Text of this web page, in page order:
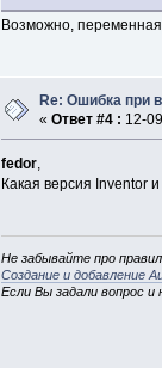
Возможно,
Re: Ошибка при
«Ответ #4 : 12-
fedor,
Какая версия Inventor
Не забывайте про
Создание и добавление
Если Вы задали вопрос